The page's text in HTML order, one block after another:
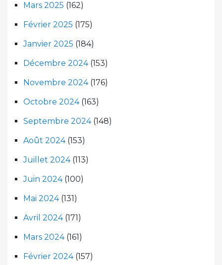
Mars 2025 (162)
Février 2025 (175)
Janvier 2025 (184)
Décembre 2024(153)
Novembre 2024(176)
Octobre 2024(163)
Septembre 2024(148)
Août 2024(153)
Juillet 2024(113)
Juin 2024(100)
Mai 2024(131)
Avril 2024(171)
Mars 2024(161)
Février 2024(157)